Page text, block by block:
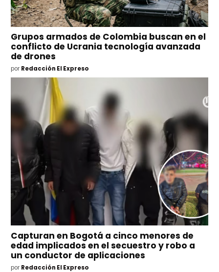
Grupos armados de Colombia buscan en el
conflicto de Ucrania tecnología avanzada
de drones
por Redacción El Expreso
Capturan en Bogotá a cinco menores de
edad implicados en el secuestro y robo a
un conductor de aplicaciones
por Redacción El Expreso